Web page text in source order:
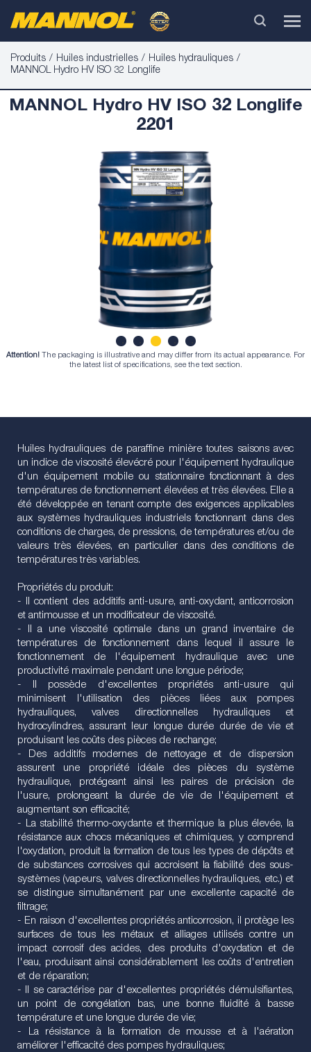
Produits Huiles industrielles
Huiles hydrauliques
MANNOL Hydro HV ISO 32 Longlife
MANNOL Hydro HV ISO 32 Longlife
2201
1 2 4 5
Attention! The packaging is illustrative and may differ from its actual appearance. For
the latest list of specifications, see the text section.
Huiles hydrauliques de paraffine minière toutes saisons avec
un indice de viscosité élevécré pour l'équipement hydraulique
d'un équipement mobile ou stationnaire fonctionnant à des
températures de fonctionnement élevées et très élevées. Elle a
été développée en tenant compte des exigences applicables
aux systèmes hydrauliques industriels fonctionnant dans des
conditions de charges, de pressions, de températures et/ou de
valeurs très élevées, en particulier dans des conditions de
températures très variables.
Propriétés du produit:
- Il contient des additifs anti-usure, anti-oxydant, anticorrosion
et antimousse et un modificateur de viscosité.
- Il a une viscosité optimale dans un grand inventaire de
températures de fonctionnement dans lequel il assure le
fonctionnement de l'équipement hydraulique avec une
productivité maximale pendant une longue période;
- Il possède d'excellentes propriétés anti-usure qui
minimisent l'utilisation des pièces liées aux pompes
hydrauliques, valves directionnelles hydrauliques et
hydrocylindres, assurant leur longue durée durée de vie et
produisant les coûts des pièces de rechange;
- Des additifs modernes de nettoyage et de dispersion
assurent une propriété idéale des pièces du système
hydraulique, protégeant ainsi les paires de précision de
l'usure, prolongeant la durée de vie de l'équipement et
augmentant son efficacité;
- La stabilité thermo-oxydante et thermique la plus élevée, la
résistance aux chocs mécaniques et chimiques, y comprend
l'oxydation, produit la formation de tous les types de dépôts et
de substances corrosives qui accroisent la fiabilité des sous-
systèmes (vapeurs, valves directionnelles hydrauliques, etc.) et
se distingue simultanément par une excellente capacité de
filtrage;
- En raison d'excellentes propriétés anticorrosion, il protège les
surfaces de tous les métaux et alliages utilisés contre un
impact corrosif des acides, des produits d'oxydation et de
l'eau, produisant ainsi considérablement les coûts d'entretien
et de réparation;
- Il se caractérise par d'excellentes propriétés démulsifiantes,
un point de congélation bas, une bonne fluidité à basse
température et une longue durée de vie;
- La résistance à la formation de mousse et à l'aération
améliorer l'efficacité des pompes hydrauliques;